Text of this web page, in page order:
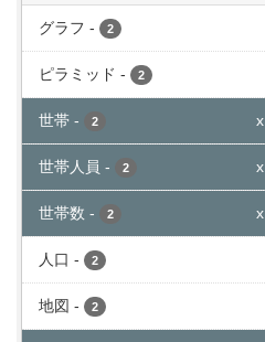
グラフ - 2
ピラミッド - 2
世帯 - 2 x
世帯人員 - 2 x
世帯数 - 2 x
人口 - 2
地図 - 2